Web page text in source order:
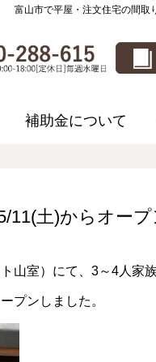
富山市で平屋・注文住宅の間取
補助金について
土)からオープ
山室）にて、3～4人家
プンしました。